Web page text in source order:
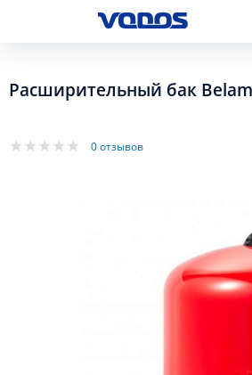
Расширительный бак
0 отзывов